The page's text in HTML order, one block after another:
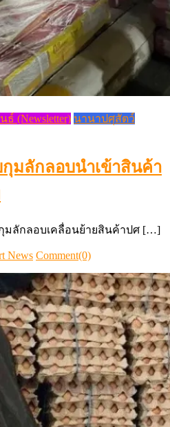
(Newsletter) นานาปศุสัตว์
มลักลอบนำเข้าสินค้า
มลักลอบเคลื่อนย้ายสินค้าปศ […]
News Comment(0)